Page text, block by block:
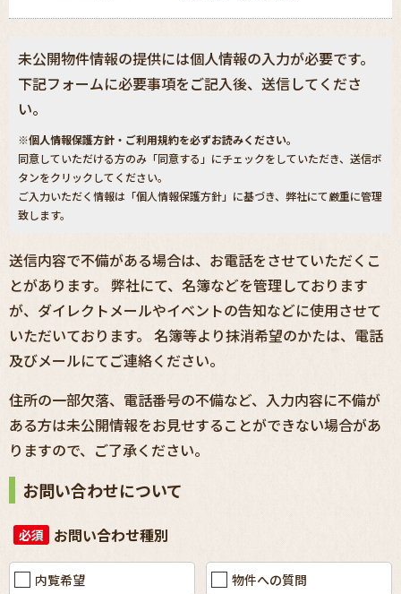
未公開物件情報の提供には個人情報の入力が必要です。
下記フォームに必要事項をご記入後、送信してくださ
い。
※個人情報保護方針・ご利用規約を必ずお読みください。
同意していただける方のみ「同意する」にチェックをしていただき、送信ボ
タンをクリックしてください。
ご入力いただく情報は「個人情報保護方針」に基づき、弊社にて厳重に管理
致します。
送信内容で不備がある場合は、お電話をさせていただくこ
とがあります。 弊社にて、名簿などを管理しております
が、ダイレクトメールやイベントの告知などに使用させて
いただいております。 名簿等より抹消希望のかたは、電話
及びメールにてご連絡ください。
住所の一部欠落、電話番号の不備など、入力内容に不備が
ある方は未公開情報をお見せすることができない場合があ
りますので、ご了承ください。
お問い合わせについて
必須 お問い合わせ種別
内覧希望 物件への質問